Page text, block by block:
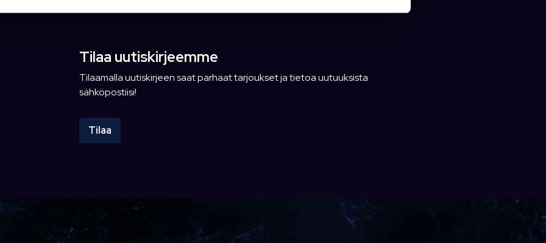
Tilaa uutiskirjeemme
Tilaamalla uutiskirjeen saat parhaat tarjoukset ja tietoa uutuuksista
sähköpostiisi!
Tilaa